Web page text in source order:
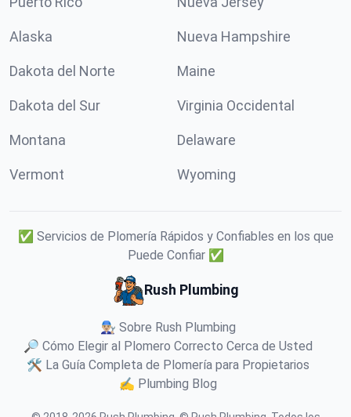
Alaska Nueva Hampshire
Dakota del Norte Maine
Dakota del Sur Virginia Occidental
Montana Delaware
Vermont Wyoming
✅ Servicios de Plomería Rápidos y Confiables en los que
Puede Confiar ✅
Rush Plumbing
👨🏼‍🔧 Sobre Rush Plumbing
🔎 Cómo Elegir al Plomero Correcto Cerca de Usted
🛠️ La Guía Completa de Plomería para Propietarios
✍️ Plumbing Blog